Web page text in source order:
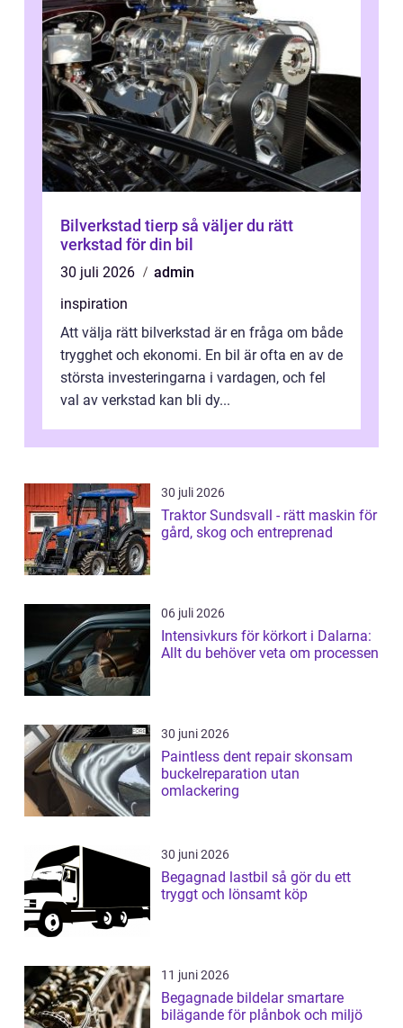
Bilverkstad tierp så väljer du rätt
verkstad för din bil
30 juli 2026
admin
inspiration
Att välja rätt bilverkstad är en fråga om både
trygghet och ekonomi. En bil är ofta en av de
största investeringarna i vardagen, och fel
val av verkstad kan bli dy...
30 juli 2026
Traktor Sundsvall - rätt maskin för
gård, skog och entreprenad
06 juli 2026
Intensivkurs för körkort i Dalarna:
Allt du behöver veta om processen
30 juni 2026
Paintless dent repair skonsam
buckelreparation utan
omlackering
30 juni 2026
Begagnad lastbil så gör du ett
tryggt och lönsamt köp
11 juni 2026
Begagnade bildelar smartare
bilägande för plånbok och miljö